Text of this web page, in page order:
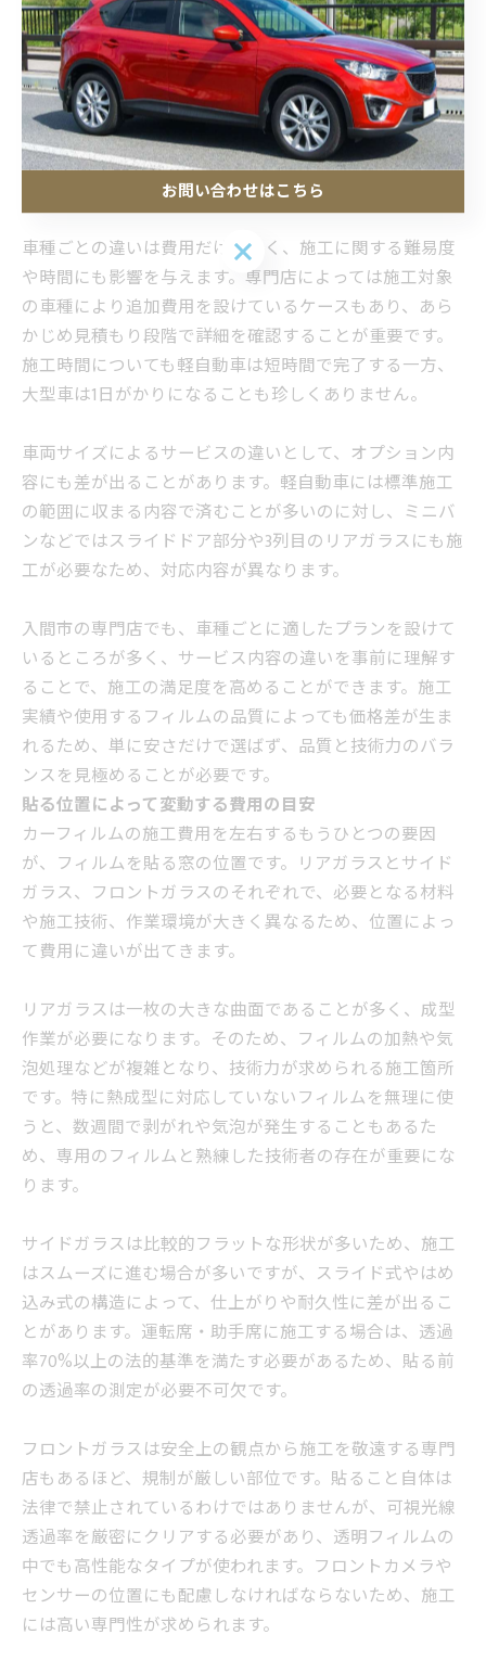
セダンサイドやリアが
広くなる
中間帯〜高額
の範囲に分布
可視光線透過率の
測定が必須
ミニバ
ン
窓面積が広く、
複数作業が必要
高めの費用帯
で推移
高所作業や3列目の
施工技術が必要
SUV・
大型車
高さと広さがあ
り手間がかかる
最も高い費用
帯となりやす
い
大型ウィンドウの
成型や曲面対応が
課題
車種ごとの違いは費用だけでなく、施工に関する難易度
や時間にも影響を与えます。専門店によっては施工対象
の車種により追加費用を設けているケースもあり、あら
かじめ見積もり段階で詳細を確認することが重要です。
施工時間についても軽自動車は短時間で完了する一方、
大型車は1日がかりになることも珍しくありません。
車両サイズによるサービスの違いとして、オプション内
容にも差が出ることがあります。軽自動車には標準施工
の範囲に収まる内容で済むことが多いのに対し、ミニバ
ンなどではスライドドア部分や3列目のリアガラスにも施
工が必要なため、対応内容が異なります。
入間市の専門店でも、車種ごとに適したプランを設けて
いるところが多く、サービス内容の違いを事前に理解す
ることで、施工の満足度を高めることができます。施工
実績や使用するフィルムの品質によっても価格差が生ま
れるため、単に安さだけで選ばず、品質と技術力のバラ
ンスを見極めることが必要です。
貼る位置によって変動する費用の目安
カーフィルムの施工費用を左右するもうひとつの要因
が、フィルムを貼る窓の位置です。リアガラスとサイド
ガラス、フロントガラスのそれぞれで、必要となる材料
や施工技術、作業環境が大きく異なるため、位置によっ
て費用に違いが出てきます。
リアガラスは一枚の大きな曲面であることが多く、成型
作業が必要になります。そのため、フィルムの加熱や気
泡処理などが複雑となり、技術力が求められる施工箇所
です。特に熱成型に対応していないフィルムを無理に使
うと、数週間で剥がれや気泡が発生することもあるた
め、専用のフィルムと熟練した技術者の存在が重要にな
ります。
サイドガラスは比較的フラットな形状が多いため、施工
はスムーズに進む場合が多いですが、スライド式やはめ
込み式の構造によって、仕上がりや耐久性に差が出るこ
とがあります。運転席・助手席に施工する場合は、透過
率70%以上の法的基準を満たす必要があるため、貼る前
の透過率の測定が必要不可欠です。
フロントガラスは安全上の観点から施工を敬遠する専門
店もあるほど、規制が厳しい部位です。貼ること自体は
法律で禁止されているわけではありませんが、可視光線
透過率を厳密にクリアする必要があり、透明フィルムの
中でも高性能なタイプが使われます。フロントカメラや
センサーの位置にも配慮しなければならないため、施工
には高い専門性が求められます。
お問い合わせはこちら
お問い合わせはこちら